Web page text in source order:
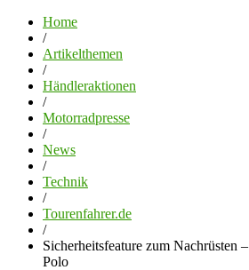
Home
/
Artikelthemen
/
Händleraktionen
/
Motorradpresse
/
News
/
Technik
/
Tourenfahrer.de
/
Sicherheitsfeature zum Nachrüsten
Polo